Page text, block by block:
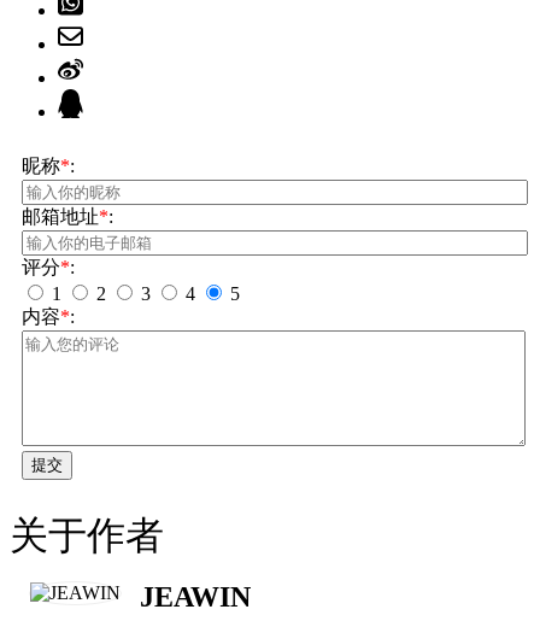
昵称*:
邮箱地址*:
评分*:
1
2 3 4
5
内容*:
提交
关于作者
JEAWIN